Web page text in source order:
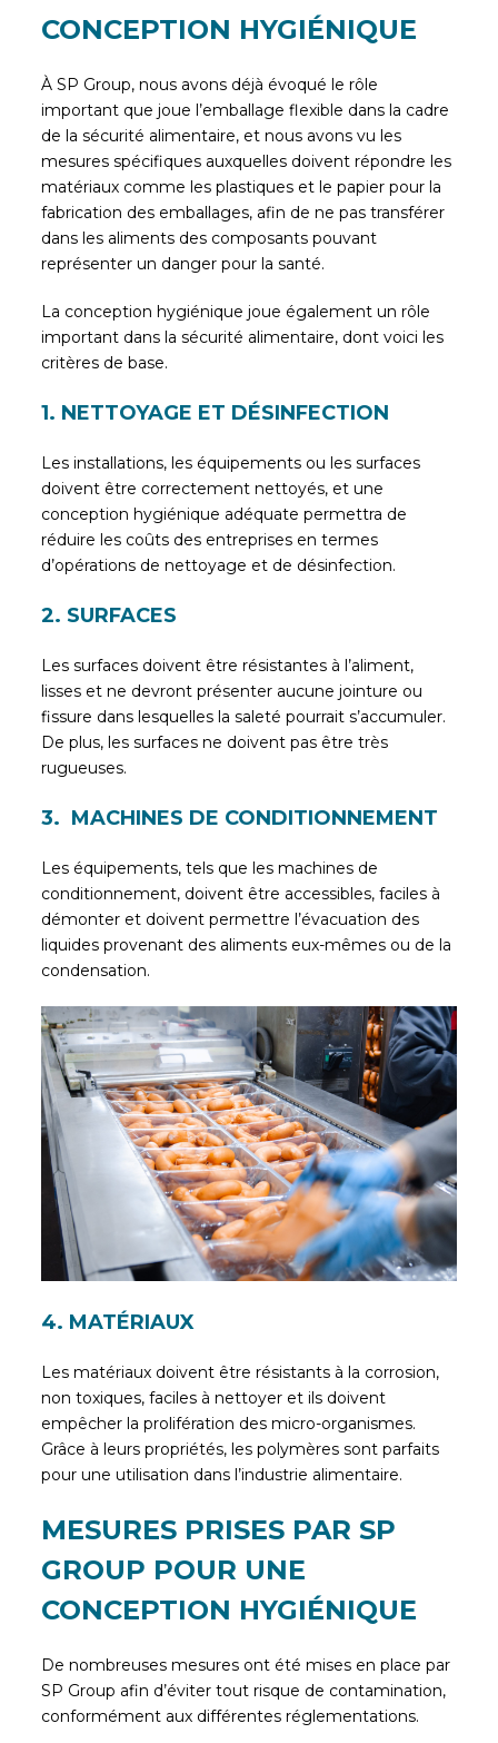
CONCEPTION HYGIÉNIQUE
À SP Group, nous avons déjà évoqué le rôle
important que joue l’emballage flexible dans la cadre
de la sécurité alimentaire, et nous avons vu les
mesures spécifiques auxquelles doivent répondre les
matériaux comme les plastiques et le papier pour la
fabrication des emballages, afin de ne pas transférer
dans les aliments des composants pouvant
représenter un danger pour la santé.
La conception hygiénique joue également un rôle
important dans la sécurité alimentaire, dont voici les
critères de base.
1. NETTOYAGE ET DÉSINFECTION
Les installations, les équipements ou les surfaces
doivent être correctement nettoyés, et une
conception hygiénique adéquate permettra de
réduire les coûts des entreprises en termes
d’opérations de nettoyage et de désinfection.
2. SURFACES
Les surfaces doivent être résistantes à l’aliment,
lisses et ne devront présenter aucune jointure ou
fissure dans lesquelles la saleté pourrait s’accumuler.
De plus, les surfaces ne doivent pas être très
rugueuses.
3. MACHINES DE CONDITIONNEMENT
Les équipements, tels que les machines de
conditionnement, doivent être accessibles, faciles à
démonter et doivent permettre l’évacuation des
liquides provenant des aliments eux-mêmes ou de la
condensation.
4. MATÉRIAUX
Les matériaux doivent être résistants à la corrosion,
non toxiques, faciles à nettoyer et ils doivent
empêcher la prolifération des micro-organismes.
Grâce à leurs propriétés, les polymères sont parfaits
pour une utilisation dans l’industrie alimentaire.
MESURES PRISES PAR SP
GROUP POUR UNE
CONCEPTION HYGIÉNIQUE
De nombreuses mesures ont été mises en place par
SP Group afin d’éviter tout risque de contamination,
conformément aux différentes réglementations.